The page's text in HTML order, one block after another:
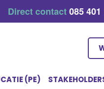
Direct contact085 401
(PE)